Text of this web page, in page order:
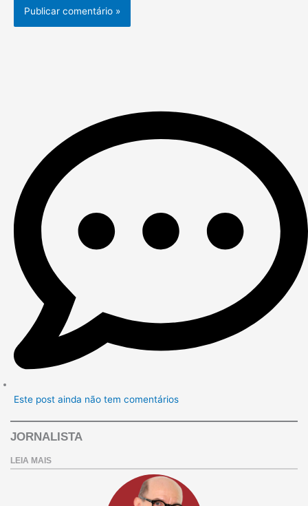
Este post ainda não tem comentários
JORNALISTA
LEIA MAIS